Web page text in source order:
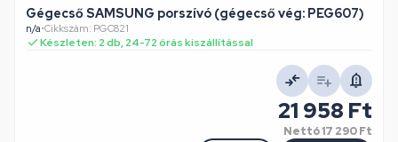
Gégecső SAMSUNG porszívó (gégecső vég: PEG607)
n/a•Cikkszám: PGC821
Készleten: 2 db, 24-72 órás kiszállítással
21 958 Ft
Nettó17 290 Ft